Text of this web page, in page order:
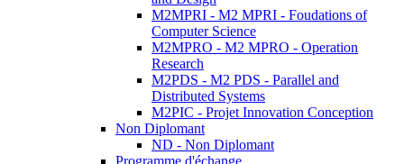
M2MPRI - M2 MPRI - Foudations of
Computer Science
M2MPRO - M2 MPRO - Operation
Research
M2PDS - M2 PDS - Parallel and
Distributed Systems
M2PIC - Projet Innovation Conception
Non Diplomant
ND - Non Diplomant
Programme d'échange